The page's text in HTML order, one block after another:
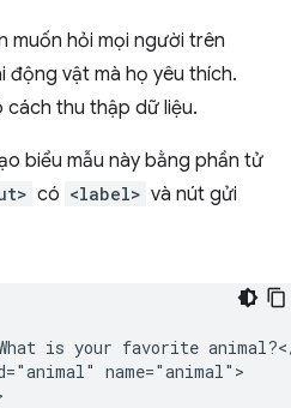
muốn hỏi mọi người trên
động vật mà họ yêu thích.
cách thu thập dữ liệu.
biểu mẫu này bằng phần tử
có <label> và nút gửi
is your favorite
name="animal">